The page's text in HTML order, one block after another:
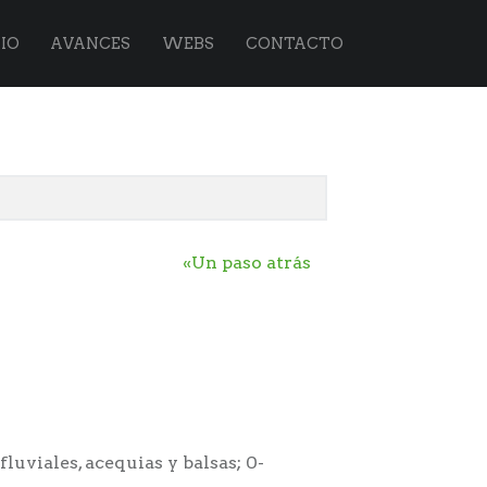
AVANCES WEBS CONTACTO
«Un paso atrás
acequias y balsas; 0-